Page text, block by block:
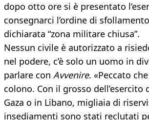
dopo otto ore si è presentato
consegnarci l’ordine di
dichiarata “zona militare chiusa”.
Nessun civile è autorizzato a
nel podere, c’è solo un uomo in
parlare con Avvenire. «Peccato
colono. Con il grosso dell’esercito
Gaza o in Libano, migliaia di
insediamenti sono stati reclutati